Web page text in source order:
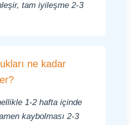
tam iyileşme 2-3
ne kadar
1-2 hafta içinde
kaybolması 2-3